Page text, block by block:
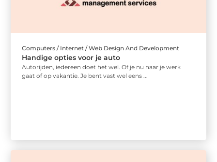
Computers / Internet / Web Design And Development
Handige opties voor je auto
Autorijden, iedereen doet het wel. Of je nu naar je werk
gaat of op vakantie. Je bent vast wel eens ...